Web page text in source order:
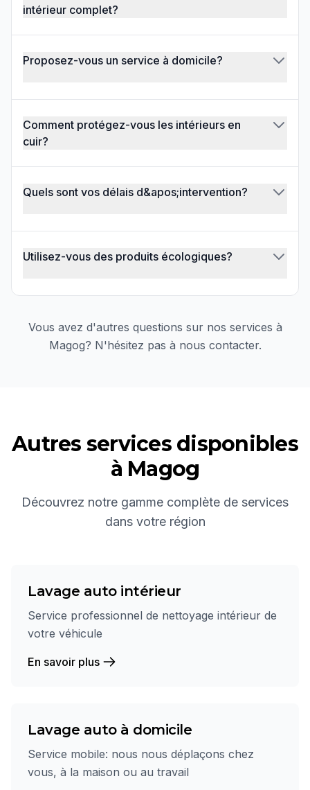
intérieur complet?
Proposez-vous un service à domicile?
Comment protégez-vous les intérieurs en
cuir?
Quels sont vos délais d&apos;intervention?
Utilisez-vous des produits écologiques?
Vous avez d'autres questions sur nos services à
Magog? N'hésitez pas à nous contacter.
Autres services disponibles
à Magog
Découvrez notre gamme complète de services
dans votre région
Lavage auto intérieur
Service professionnel de nettoyage intérieur de
votre véhicule
En savoir plus
Lavage auto à domicile
Service mobile: nous nous déplaçons chez
vous, à la maison ou au travail